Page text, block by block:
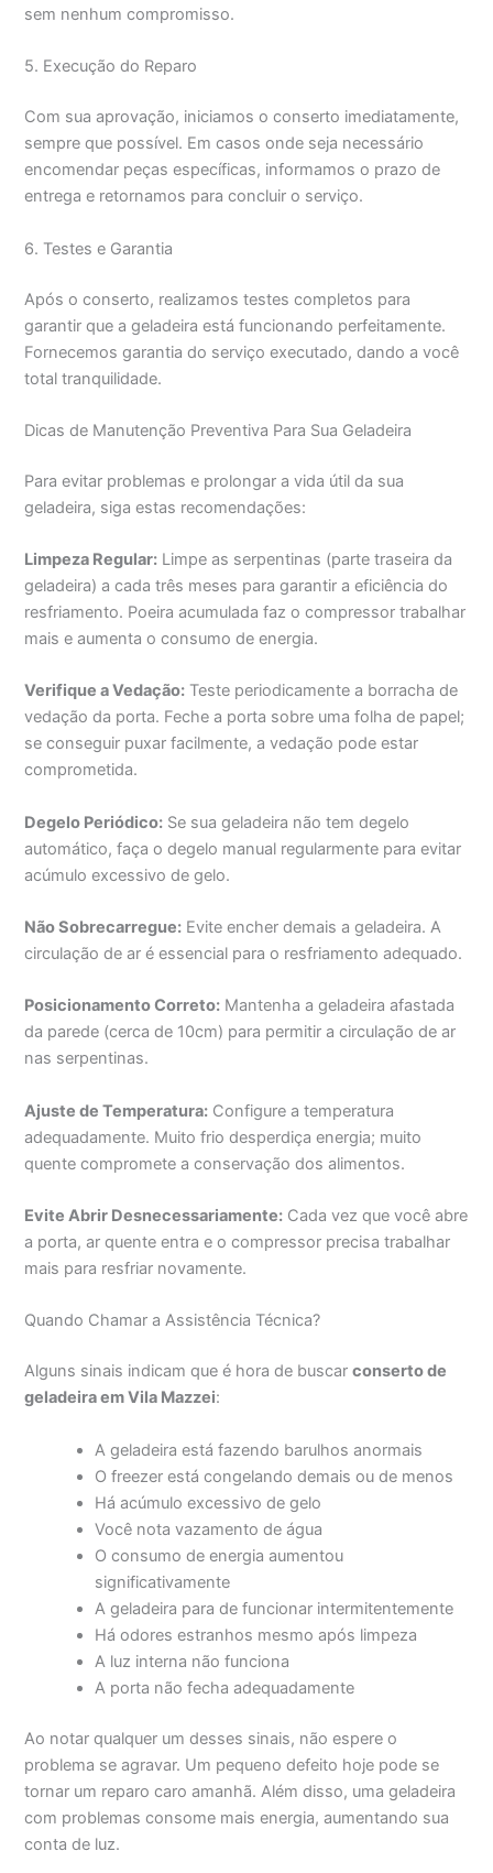
sem nenhum compromisso.
5. Execução do Reparo
Com sua aprovação, iniciamos o conserto imediatamente,
sempre que possível. Em casos onde seja necessário
encomendar peças específicas, informamos o prazo de
entrega e retornamos para concluir o serviço.
6. Testes e Garantia
Após o conserto, realizamos testes completos para
garantir que a geladeira está funcionando perfeitamente.
Fornecemos garantia do serviço executado, dando a você
total tranquilidade.
Dicas de Manutenção Preventiva Para Sua Geladeira
Para evitar problemas e prolongar a vida útil da sua
geladeira, siga estas recomendações:
Limpeza Regular: Limpe as serpentinas (parte traseira da
geladeira) a cada três meses para garantir a eficiência do
resfriamento. Poeira acumulada faz o compressor trabalhar
mais e aumenta o consumo de energia.
Verifique a Vedação: Teste periodicamente a borracha de
vedação da porta. Feche a porta sobre uma folha de papel;
se conseguir puxar facilmente, a vedação pode estar
comprometida.
Degelo Periódico: Se sua geladeira não tem degelo
automático, faça o degelo manual regularmente para evitar
acúmulo excessivo de gelo.
Não Sobrecarregue: Evite encher demais a geladeira. A
circulação de ar é essencial para o resfriamento adequado.
Posicionamento Correto: Mantenha a geladeira afastada
da parede (cerca de 10cm) para permitir a circulação de ar
nas serpentinas.
Ajuste de Temperatura: Configure a temperatura
adequadamente. Muito frio desperdiça energia; muito
quente compromete a conservação dos alimentos.
Evite Abrir Desnecessariamente: Cada vez que você abre
a porta, ar quente entra e o compressor precisa trabalhar
mais para resfriar novamente.
Quando Chamar a Assistência Técnica?
Alguns sinais indicam que é hora de buscarconserto de
geladeira em Vila Mazzei:
A geladeira está fazendo barulhos anormais
O freezer está congelando demais ou de menos
Há acúmulo excessivo de gelo
Você nota vazamento de água
O consumo de energia aumentou
significativamente
A geladeira para de funcionar intermitentemente
Há odores estranhos mesmo após limpeza
A luz interna não funciona
A porta não fecha adequadamente
Ao notar qualquer um desses sinais, não espere o
problema se agravar. Um pequeno defeito hoje pode se
tornar um reparo caro amanhã. Além disso, uma geladeira
com problemas consome mais energia, aumentando sua
conta de luz.